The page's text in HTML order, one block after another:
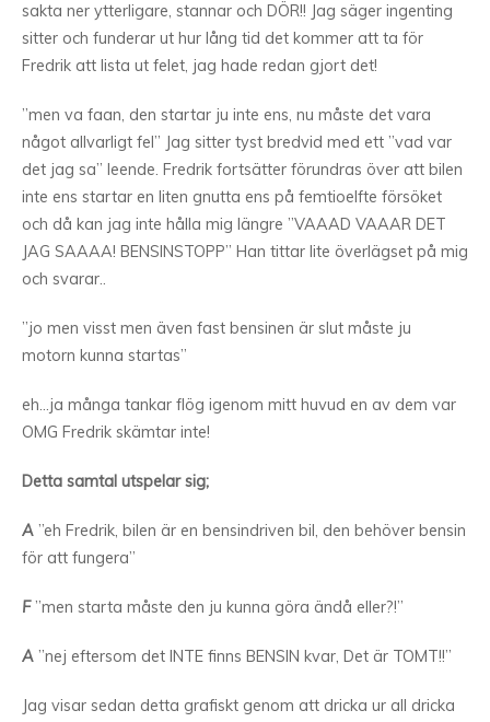
sakta ner ytterligare, stannar och DÖR!! Jag säger ingenting
sitter och funderar ut hur lång tid det kommer att ta för
Fredrik att lista ut felet, jag hade redan gjort det!
”men va faan, den startar ju inte ens, nu måste det vara
något allvarligt fel” Jag sitter tyst bredvid med ett ”vad var
det jag sa” leende. Fredrik fortsätter förundras över att bilen
inte ens startar en liten gnutta ens på femtioelfte försöket
och då kan jag inte hålla mig längre ”VAAAD VAAAR DET
JAG SAAAA! BENSINSTOPP” Han tittar lite överlägset på mig
och svarar..
”jo men visst men även fast bensinen är slut måste ju
motorn kunna startas”
eh…ja många tankar flög igenom mitt huvud en av dem var
OMG Fredrik skämtar inte!
Detta samtal utspelar sig;
A ”eh Fredrik, bilen är en bensindriven bil, den behöver bensin
för att fungera”
F”men starta måste den ju kunna göra ändå eller?!”
A ”nej eftersom det INTE finns BENSIN kvar, Det är TOMT!!”
Jag visar sedan detta grafiskt genom att dricka ur all dricka